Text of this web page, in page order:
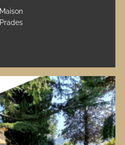
Maison
Prades